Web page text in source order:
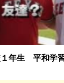
年生 平和学